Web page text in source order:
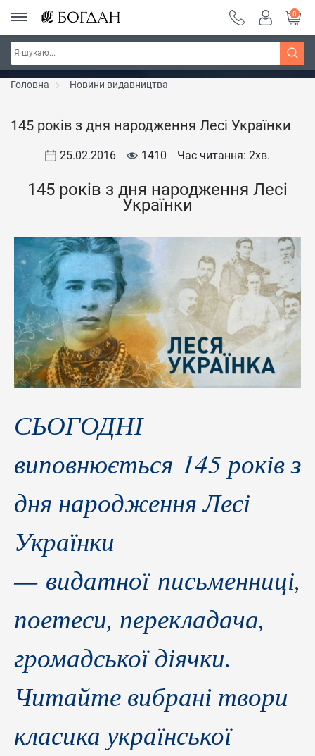
РОЗПРОДАЖ ~ 150 грн ~ 200 грн ~ 250 грн ~
300 грн ~ РОЗПРОДАЖ
Дізнатись більше
0
Головна Новини видавництва
145 років з дня народження Лесі Українки
25.02.2016 1410 Час читання: 2хв.
145 років з дня народження Лесі
Українки
СЬОГОДНІ
виповнюється 145 років з
дня народження Лесі
Українки
— видатної письменниці,
поетеси, перекладача,
громадської діячки.
Читайте вибрані твори
класика української